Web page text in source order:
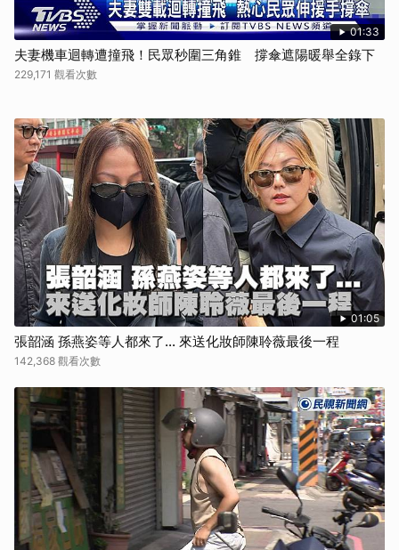
01:33
夫妻機車迴轉遭撞飛！民眾秒圍三角錐 撐傘遮陽暖舉全錄下
229,171 觀看次數
01:05
張韶涵 孫燕姿等人都來了... 來送化妝師陳聆薇最後一程
142,368 觀看次數